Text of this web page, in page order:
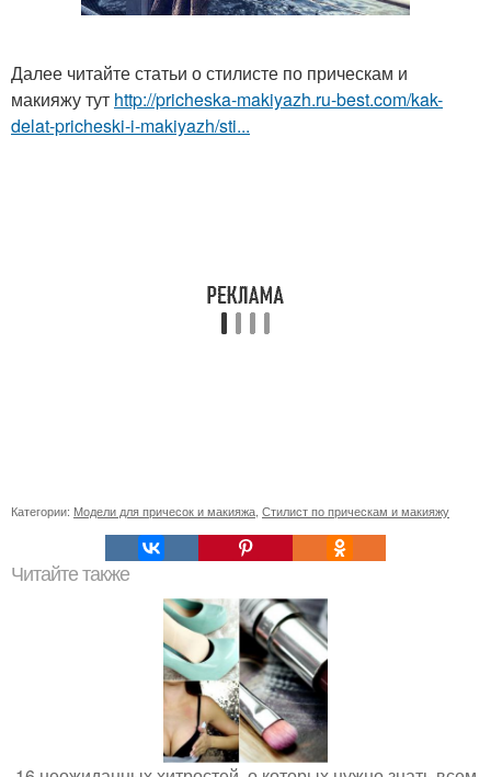
Далее читайте статьи о стилисте по прическам и
макияжу тут http://pricheska-makiyazh.ru-best.com/kak-
delat-pricheski-i-makiyazh/sti...
Категории: Модели для причесок и макияжа Стилист по прическам и макияжу
Читайте также